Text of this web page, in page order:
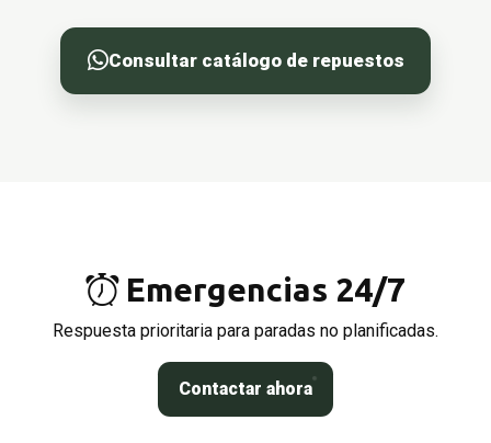
Consultar catálogo de repuestos
Emergencias 24/7
Respuesta prioritaria para paradas no planificadas.
Contactar ahora